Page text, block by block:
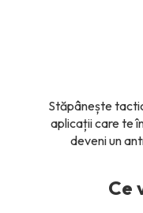
Stăpânește
aplicații care te
deveni un
Ce